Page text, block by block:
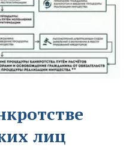
лиц